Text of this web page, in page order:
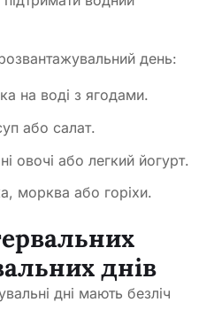
день:
на воді з ягодами.
або салат.
овочі або легкий йогурт.
морква або горіхи.
днів
дні мають безліч